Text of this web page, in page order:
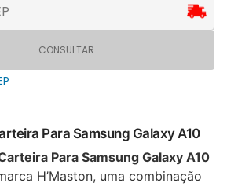
Para Samsung Galaxy A10
Para Samsung Galaxy A10
H’Maston, uma combinação
CONSULTAR